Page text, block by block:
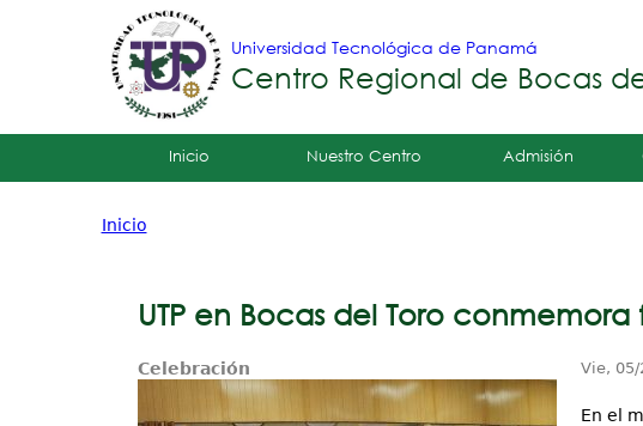
Universidad Tecnológica de Panamá
Centro Regional de Bocas
Tropical
Principal
Inicio Nuestro Centro Admisión
está
Inicio
UTP en Bocas del Toro
Celebración Vie, 05/
En el